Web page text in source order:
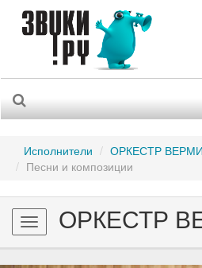
Исполнители
ОРКЕСТР
Песни и композиции
Toggle
navigation
ОРКЕСТР